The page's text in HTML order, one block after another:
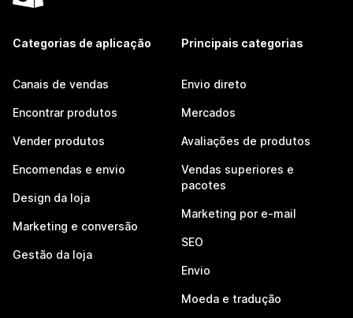
Categorias de aplicação
Canais de vendas
Encontrar produtos
Vender produtos
Encomendas e envio
Design da loja
Marketing e conversão
Gestão da loja
Principais categorias
Envio direto
Mercados
Avaliações de produtos
Vendas superiores e
pacotes
Marketing por e-mail
SEO
Envio
Moeda e tradução